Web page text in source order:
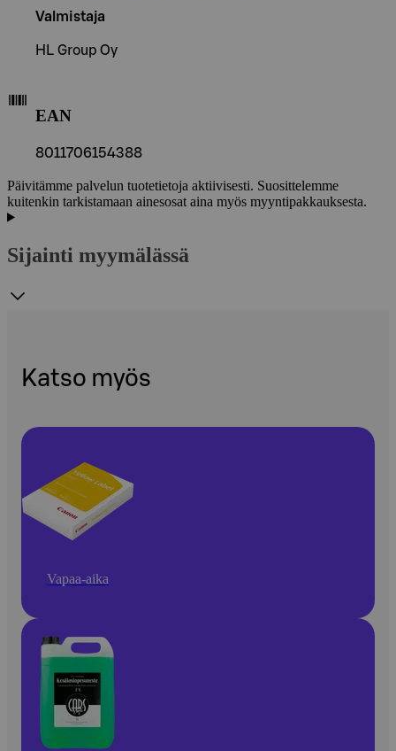
Valmistaja
HL Group Oy
EAN
8011706154388
Päivitämme palvelun tuotetietoja aktiivisesti. Suosittelemme
kuitenkin tarkistamaan ainesosat aina myös myyntipakkauksesta.
Sijainti myymälässä
Katso myös
Vapaa-aika